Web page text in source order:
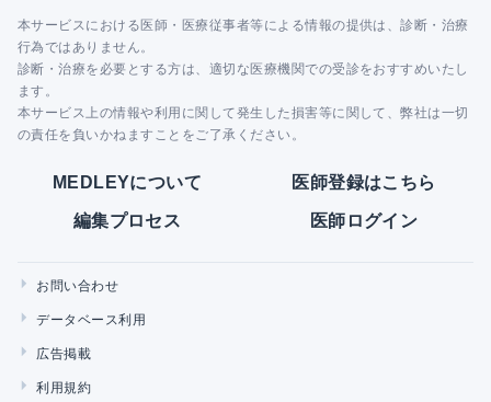
本サービスにおける医師・医療従事者等による情報の提供は、診断・治療
行為ではありません。
診断・治療を必要とする方は、適切な医療機関での受診をおすすめいたし
ます。
本サービス上の情報や利用に関して発生した損害等に関して、弊社は一切
の責任を負いかねますことをご了承ください。
MEDLEYについて 医師登録はこちら
編集プロセス 医師ログイン
お問い合わせ
データベース利用
広告掲載
利用規約